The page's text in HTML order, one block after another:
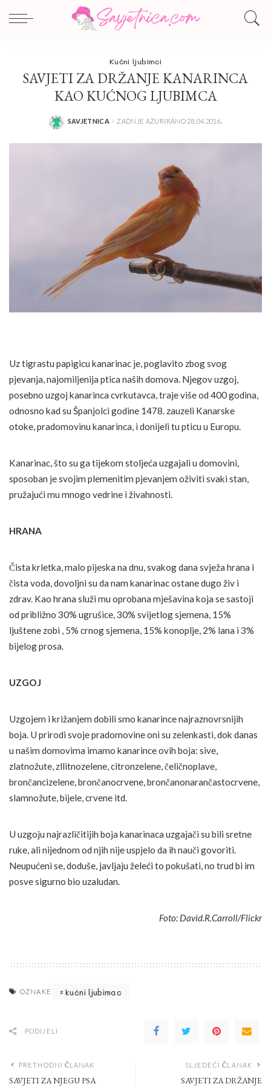
Kućni ljubimci
SAVJETI ZA DRŽANJE KANARINCA
KAO KUĆNOG LJUBIMCA
POSTED
SAVJETNICA ZADNJE AŽURIRANO 28.04.2016.
Uz tigrastu papigicu kanarinac je, poglavito zbog svog
pjevanja, najomiljenija ptica naših domova. Njegov uzgoj,
posebno uzgoj kanarinca cvrkutavca, traje više od 400 godina,
odnosno kad su Španjolci godine 1478. zauzeli Kanarske
otoke, pradomovinu kanarinca, i donijeli tu pticu u Europu.
Kanarinac, što su ga tijekom stoljeća uzgajali u domovini,
sposoban je svojim plemenitim pjevanjem oživiti svaki stan,
pružajući mu mnogo vedrine i živahnosti.
HRANA
Čista krletka, malo pijeska na dnu, svakog dana svježa hrana i
čista voda, dovoljni su da nam kanarinac ostane dugo živ i
zdrav. Kao hrana služi mu oprobana mješavina koja se sastoji
od približno 30% ugrušice, 30% svijetlog sjemena, 15%
ljuštene zobi , 5% crnog sjemena, 15% konoplje, 2% lana i 3%
bijelog prosa.
UZGOJ
Uzgojem i križanjem dobili smo kanarince najraznovrsnijih
boja. U prirodi svoje pradomovine oni su zelenkasti, dok danas
u našim domovima imamo kanarince ovih boja: sive,
zlatnožute, zllitnozelene, citronzelene, čeličnoplave,
brončancizelene, brončanocrvene, brončanonarančastocrvene,
slamnožute, bijele, crvene itd.
U uzgoju najrazličitijih boja kanarinaca uzgajači su bili sretne
ruke, ali nijednom od njih nije uspjelo da ih nauči govoriti.
Neupućeni se, doduše, javljaju želeći to pokušati, no trud bi im
posve sigurno bio uzaludan.
Foto: David.R.Carroll/Flickr
OZNAKE kućni ljubimac
PODIJELI
PRETHODNI ČLANAK
SAVJETI ZA NJEGU PSA
SLJEDEĆI ČLANAK
SAVJETI ZA DRŽANJE